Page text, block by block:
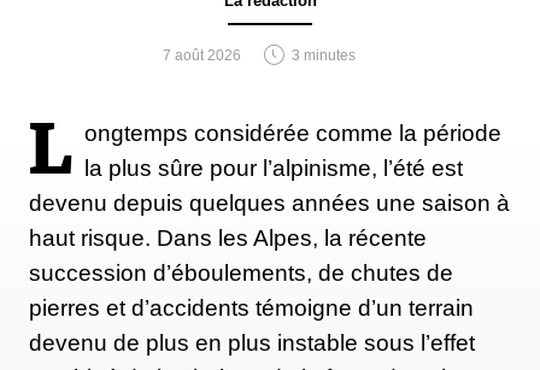
4. Quel est l’impact
environnemental du
snowfarming
sur ce site ?
L’impact du transport motorisé estimé par
l’International Biathlon Union (IBU) est de 38t de
CO2, sur un total de 4500t de CO2 émis par
l’évènement (chiffres issus de l’édition de 2021),
document demandé à l’organisation mais que nous
n’avons pas pu obtenir. « Ce qui correspond à 3
7 août 2026 3 minutes
L ongtemps considérée comme la période
la plus sûre pour l’alpinisme, l’été est
devenu depuis quelques années une saison à
haut risque. Dans les Alpes, la récente
succession d’éboulements, de chutes de
pierres et d’accidents témoigne d’un terrain
devenu de plus en plus instable sous l’effet